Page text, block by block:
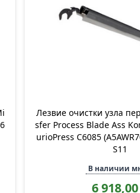
Лезвие очистки узла
sfer Process Blade Ass
urioPress C6085
S11
В наличии
6